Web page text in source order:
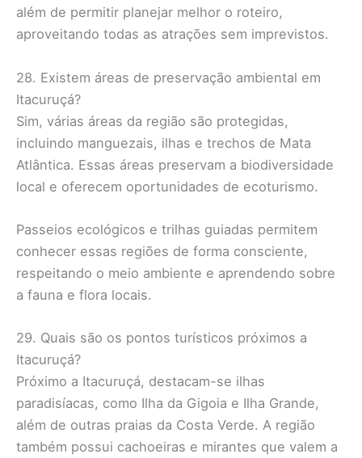
além de permitir planejar melhor o roteiro,
aproveitando todas as atrações sem imprevistos.
28. Existem áreas de preservação ambiental em
Itacuruçá?
Sim, várias áreas da região são protegidas,
incluindo manguezais, ilhas e trechos de Mata
Atlântica. Essas áreas preservam a biodiversidade
local e oferecem oportunidades de ecoturismo.
Passeios ecológicos e trilhas guiadas permitem
conhecer essas regiões de forma consciente,
respeitando o meio ambiente e aprendendo sobre
a fauna e flora locais.
29. Quais são os pontos turísticos próximos a
Itacuruçá?
Próximo a Itacuruçá, destacam-se ilhas
paradisíacas, como Ilha da Gigoia e Ilha Grande,
além de outras praias da Costa Verde. A região
também possui cachoeiras e mirantes que valem a